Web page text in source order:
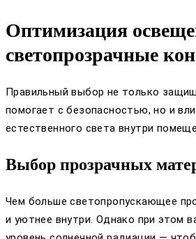
Оптимизация
светопрозрачные
Правильный выбор не только
помогает с безопасностью, но и
естественного света внутри
Выбор прозрачных
Чем больше светопропускающее
и уютнее внутри. Однако при этом